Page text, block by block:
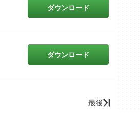
ダウンロード
ダウンロード
最後